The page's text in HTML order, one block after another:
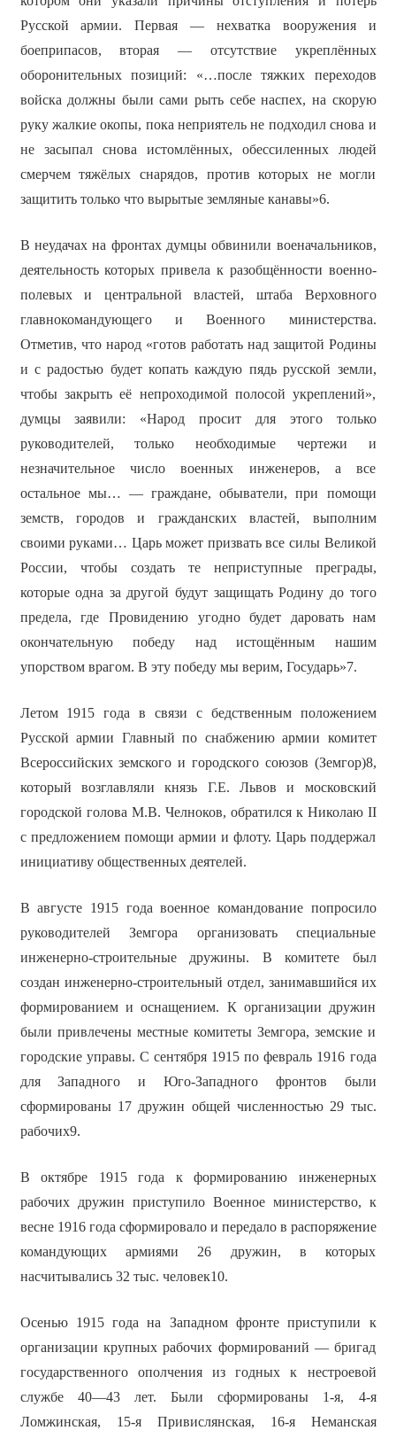
Русской армии. Первая — нехватка вооружения и
боеприпасов, вторая — отсутствие укреплённых
оборонительных позиций: «…после тяжких переходов
войска должны были сами рыть себе наспех, на скорую
руку жалкие окопы, пока неприятель не подходил снова и
не засыпал снова истомлённых, обессиленных людей
смерчем тяжёлых снарядов, против которых не могли
защитить только что вырытые земляные канавы»6.
В неудачах на фронтах думцы обвинили военачальников,
деятельность которых привела к разобщённости военно-
полевых и центральной властей, штаба Верховного
главнокомандующего и Военного министерства.
Отметив, что народ «готов работать над защитой Родины
и с радостью будет копать каждую пядь русской земли,
чтобы закрыть её непроходимой полосой укреплений»,
думцы заявили: «Народ просит для этого только
руководителей, только необходимые чертежи и
незначительное число военных инженеров, а все
остальное мы… — граждане, обыватели, при помощи
земств, городов и гражданских властей, выполним
своими руками… Царь может призвать все силы Великой
России, чтобы создать те неприступные преграды,
которые одна за другой будут защищать Родину до того
предела, где Провидению угодно будет даровать нам
окончательную победу над истощённым нашим
упорством врагом. В эту победу мы верим, Государь»7.
Летом 1915 года в связи с бедственным положением
Русской армии Главный по снабжению армии комитет
Всероссийских земского и городского союзов (Земгор)8,
который возглавляли князь Г.Е. Львов и московский
городской голова М.В. Челноков, обратился к Николаю II
с предложением помощи армии и флоту. Царь поддержал
инициативу общественных деятелей.
В августе 1915 года военное командование попросило
руководителей Земгора организовать специальные
инженерно-строительные дружины. В комитете был
создан инженерно-строительный отдел, занимавшийся их
формированием и оснащением. К организации дружин
были привлечены местные комитеты Земгора, земские и
городские управы. С сентября 1915 по февраль 1916 года
для Западного и Юго-Западного фронтов были
сформированы 17 дружин общей численностью 29 тыс.
рабочих9.
В октябре 1915 года к формированию инженерных
рабочих дружин приступило Военное министерство, к
весне 1916 года сформировало и передало в распоряжение
командующих армиями 26 дружин, в которых
насчитывались 32 тыс. человек10.
Осенью 1915 года на Западном фронте приступили к
организации крупных рабочих формирований — бригад
государственного ополчения из годных к нестроевой
службе 40—43 лет. Были сформированы 1-я, 4-я
Ломжинская, 15-я Привислянская, 16-я Неманская